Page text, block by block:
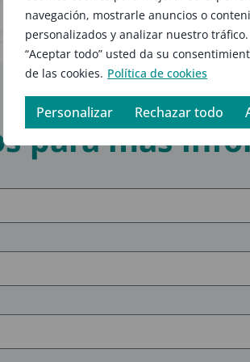
navegación, mostrarle anuncios o
personalizados y analizar nuestro
“Aceptar todo” usted da su
de las cookies. Política de cookies
Personalizar Rechazar todo
contable de
para más